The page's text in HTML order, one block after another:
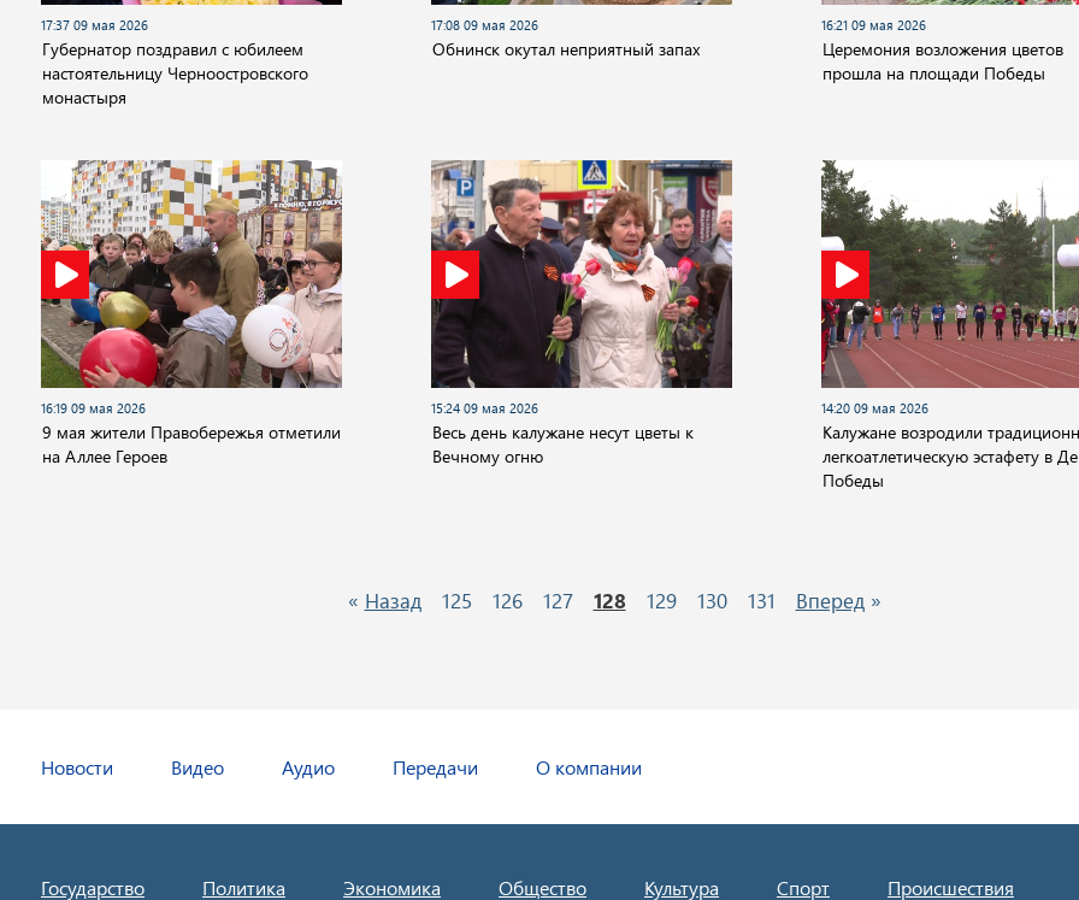
17:37 09 мая 2026
Губернатор поздравил с юбилеем
настоятельницу Черноостровского
монастыря
17:08 09 мая 2026
Обнинск окутал неприятный запах
16:21 09 мая 2026
Церемония возложения цветов
прошла на площади Победы
16:19 09 мая 2026
9 мая жители Правобережья отметили
на Аллее Героев
15:24 09 мая 2026
Весь день калужане несут цветы к
Вечному огню
14:20 09 мая 2026
Калужане возродили
легкоатлетическую эстафету в
Победы
« Назад 125 126 127 128 129 130 131 Вперед »
Новости Видео Аудио Передачи О компании
Государство Политика Экономика Общество Культура Спорт Происшествия